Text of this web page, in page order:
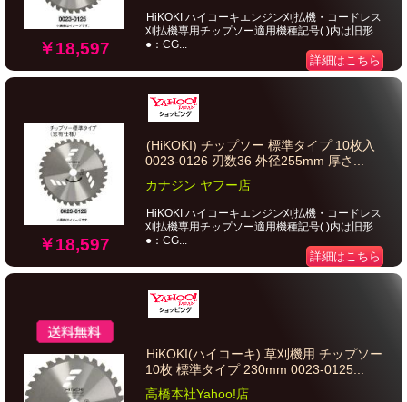
￥18,597
HiKOKI ハイコーキエンジン刈払機・コードレス
刈払機専用チップソー適用機種記号( )内は旧形
●：CG...
詳細はこちら
￥18,597
(HiKOKI) チップソー 標準タイプ 10枚入
0023-0126 刃数36 外径255mm 厚さ...
カナジン ヤフー店
HiKOKI ハイコーキエンジン刈払機・コードレス
刈払機専用チップソー適用機種記号( )内は旧形
●：CG...
詳細はこちら
HiKOKI(ハイコーキ) 草刈機用 チップソー
10枚 標準タイプ 230mm 0023-0125...
高橋本社Yahoo!店